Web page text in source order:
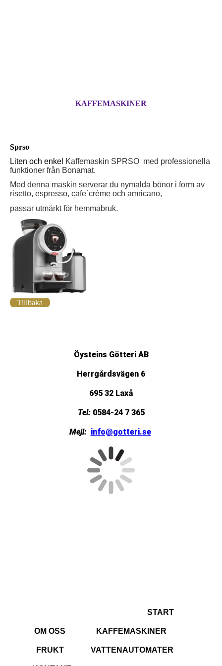
KAFFEMASKINER
Sprso
Liten och enkel Kaffemaskin SPRSO med professionella
funktioner från Bonamat.
Med denna maskin serverar du nymalda bönor i form av
risetto, espresso, cafe´créme och amricano,
passar utmärkt för hemmabruk.
Tillbaka
Öysteins Götteri AB
Herrgårdsvägen 6
695 32 Laxå
Tel:0584-24 7 365
Mejl: info@gotteri.se
START
OM OSS KAFFEMASKINER
FRUKT VATTENAUTOMATER